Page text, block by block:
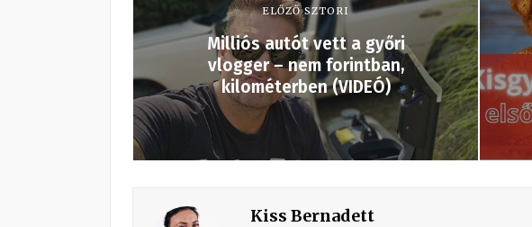
ELŐZŐ SZTORI
Milliós autót vett a győri
vlogger – nem forintban,
kilométerben (VIDEÓ)
Kiss Bernadett